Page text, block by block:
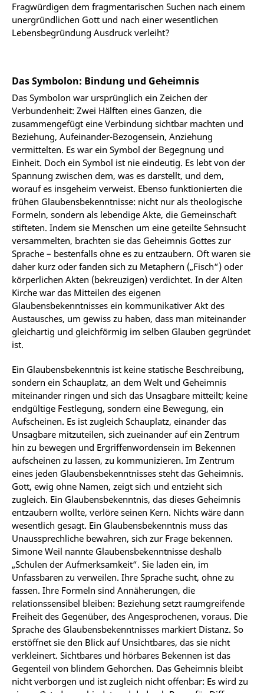
Fragwürdigen dem fragmentarischen Suchen nach einem
unergründlichen Gott und nach einer wesentlichen
Lebensbegründung Ausdruck verleiht?
Das Symbolon: Bindung und Geheimnis
Das Symbolon war ursprünglich ein Zeichen der
Verbundenheit: Zwei Hälften eines Ganzen, die
zusammengefügt eine Verbindung sichtbar machten und
Beziehung, Aufeinander-Bezogensein, Anziehung
vermittelten. Es war ein Symbol der Begegnung und
Einheit. Doch ein Symbol ist nie eindeutig. Es lebt von der
Spannung zwischen dem, was es darstellt, und dem,
worauf es insgeheim verweist. Ebenso funktionierten die
frühen Glaubensbekenntnisse: nicht nur als theologische
Formeln, sondern als lebendige Akte, die Gemeinschaft
stifteten. Indem sie Menschen um eine geteilte Sehnsucht
versammelten, brachten sie das Geheimnis Gottes zur
Sprache – bestenfalls ohne es zu entzaubern. Oft waren sie
daher kurz oder fanden sich zu Metaphern („Fisch“) oder
körperlichen Akten (bekreuzigen) verdichtet. In der Alten
Kirche war das Mitteilen des eigenen
Glaubensbekenntnisses ein kommunikativer Akt des
Austausches, um gewiss zu haben, dass man miteinander
gleichartig und gleichförmig im selben Glauben gegründet
ist.
Ein Glaubensbekenntnis ist keine statische Beschreibung,
sondern ein Schauplatz, an dem Welt und Geheimnis
miteinander ringen und sich das Unsagbare mitteilt; keine
endgültige Festlegung, sondern eine Bewegung, ein
Aufscheinen. Es ist zugleich Schauplatz, einander das
Unsagbare mitzuteilen, sich zueinander auf ein Zentrum
hin zu bewegen und Ergriffenwordensein im Bekennen
aufscheinen zu lassen, zu kommunizieren. Im Zentrum
eines jeden Glaubensbekenntnisses steht das Geheimnis.
Gott, ewig ohne Namen, zeigt sich und entzieht sich
zugleich. Ein Glaubensbekenntnis, das dieses Geheimnis
entzaubern wollte, verlöre seinen Kern. Nichts wäre dann
wesentlich gesagt. Ein Glaubensbekenntnis muss das
Unaussprechliche bewahren, sich zur Frage bekennen.
Simone Weil nannte Glaubensbekenntnisse deshalb
„Schulen der Aufmerksamkeit“. Sie laden ein, im
Unfassbaren zu verweilen. Ihre Sprache sucht, ohne zu
fassen. Ihre Formeln sind Annäherungen, die
relationssensibel bleiben: Beziehung setzt raumgreifende
Freiheit des Gegenüber, des Angesprochenen, voraus. Die
Sprache des Glaubensbekenntnisses markiert Distanz. So
erstöffnet sie den Blick auf Unsichtbares, das sie nicht
verkleinert. Sichtbares und hörbares Bekennen ist das
Gegenteil von blindem Gehorchen. Das Geheimnis bleibt
nicht verborgen und ist zugleich nicht offenbar: Es wird zu